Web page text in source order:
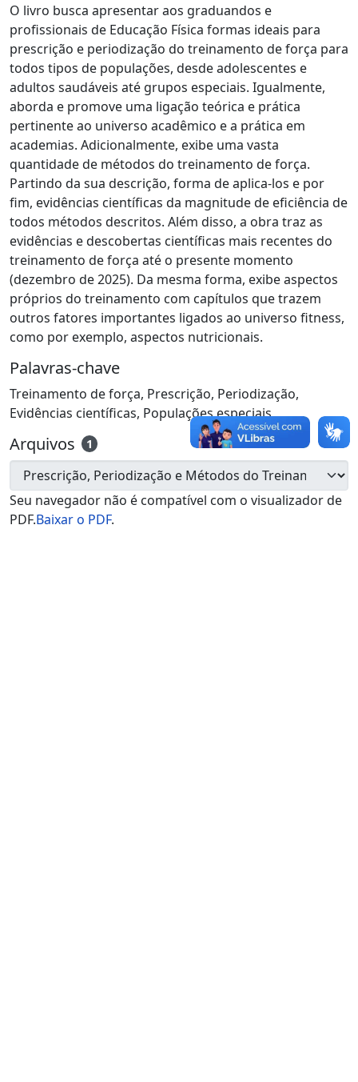
O livro busca apresentar aos graduandos e
profissionais de Educação Física formas ideais para
prescrição e periodização do treinamento de força para
todos tipos de populações, desde adolescentes e
adultos saudáveis até grupos especiais. Igualmente,
aborda e promove uma ligação teórica e prática
pertinente ao universo acadêmico e a prática em
academias. Adicionalmente, exibe uma vasta
quantidade de métodos do treinamento de força.
Partindo da sua descrição, forma de aplica-los e por
fim, evidências científicas da magnitude de eficiência de
todos métodos descritos. Além disso, a obra traz as
evidências e descobertas científicas mais recentes do
treinamento de força até o presente momento
(dezembro de 2025). Da mesma forma, exibe aspectos
próprios do treinamento com capítulos que trazem
outros fatores importantes ligados ao universo fitness,
como por exemplo, aspectos nutricionais.
Palavras-chave
Treinamento de força, Prescrição, Periodização,
Evidências científicas, Populações especiais
Arquivos 1
Seu navegador não é compatível com o visualizador de
PDF.Baixar o PDF.